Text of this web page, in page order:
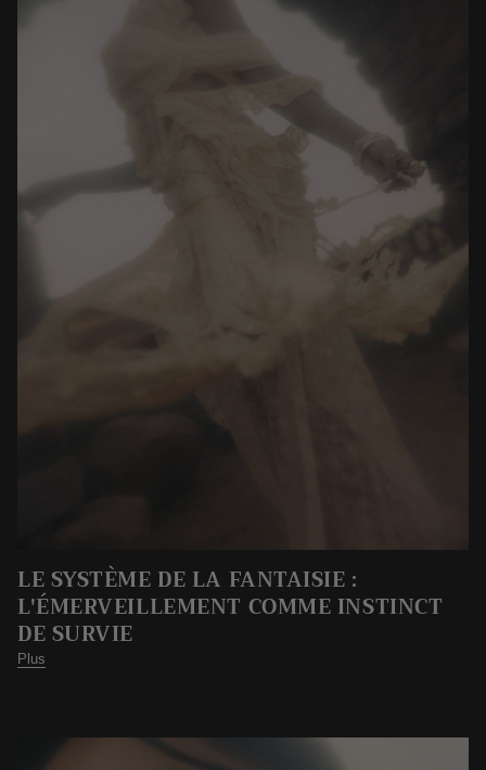
LE SYSTÈME DE LA FANTAISIE :
L'ÉMERVEILLEMENT COMME INSTINCT
DE SURVIE
Plus